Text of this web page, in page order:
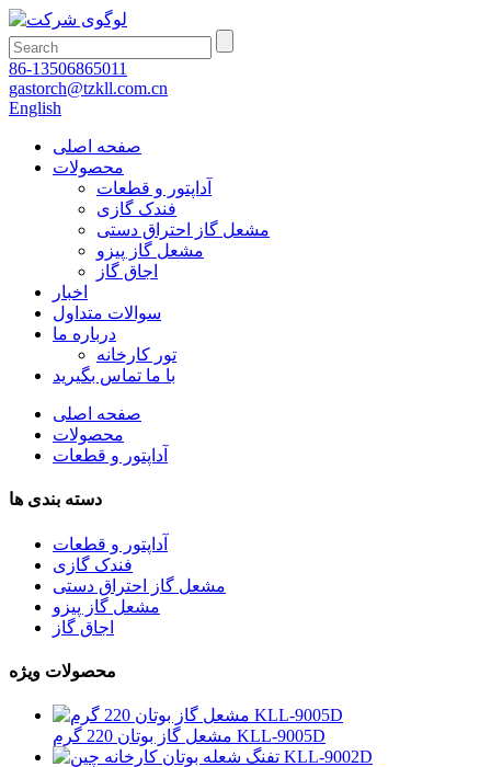
86-13506865011
gastorch@tzkll.com.cn
English
صفحه اصلی
محصولات
آداپتور و قطعات
فندک گازی
مشعل گاز احتراق دستی
مشعل گاز پیزو
اجاق گاز
اخبار
سوالات متداول
درباره ما
تور کارخانه
با ما تماس بگیرید
صفحه اصلی
محصولات
آداپتور و قطعات
دسته بندی ها
آداپتور و قطعات
فندک گازی
مشعل گاز احتراق دستی
مشعل گاز پیزو
اجاق گاز
محصولات ویژه
مشعل گاز بوتان 220 گرم KLL-9005D